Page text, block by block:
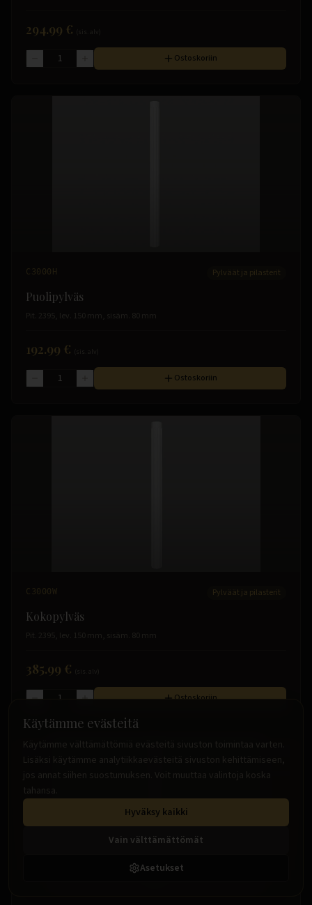
294.99 €
Ostoskoriin
C3000H Pylväät ja pilasterit
Puolipylväs
Pit. 2395, lev. 150 mm, sisäm. 80 mm
192.99 €
Ostoskoriin
C3000W Pylväät ja pilasterit
Kokopylväs
Pit. 2395, lev. 150 mm, sisäm. 80 mm
385.99 €
Ostoskoriin
Käytämme evästeitä
Käytämme välttämättömiä evästeitä sivuston toimintaa varten.
Lisäksi käytämme analytiikkaevästeitä sivuston kehittämiseen,
jos annat siihen suostumuksen. Voit muuttaa valintoja koska
tahansa.
Hyväksy kaikki
Vain välttämättömät
Asetukset